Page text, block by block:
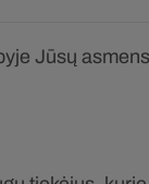
Jūsų